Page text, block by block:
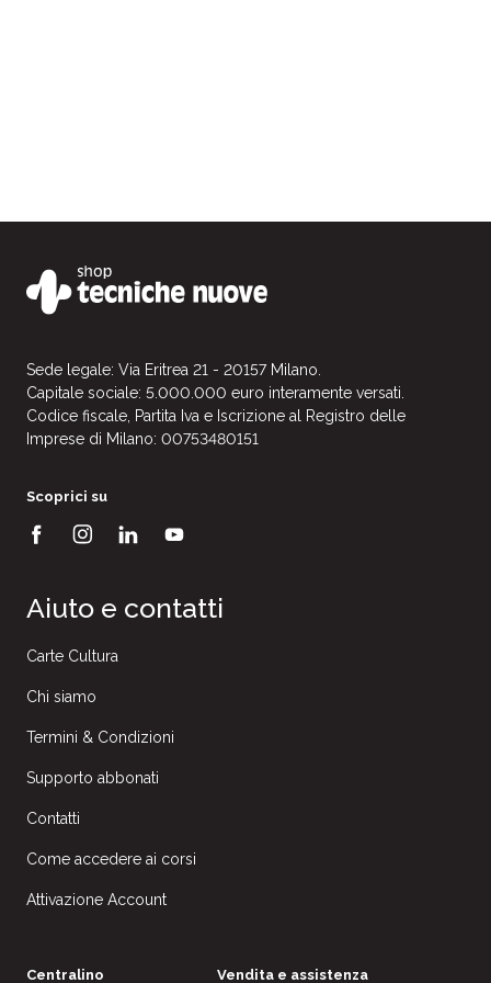
Sede legale: Via Eritrea 21 - 20157 Milano.
Capitale sociale: 5.000.000 euro interamente versati.
Codice fiscale, Partita Iva e Iscrizione al Registro delle
Imprese di Milano: 00753480151
Scoprici su
Aiuto e contatti
Carte Cultura
Chi siamo
Termini & Condizioni
Supporto abbonati
Contatti
Come accedere ai corsi
Attivazione Account
Centralino Vendita e assistenza